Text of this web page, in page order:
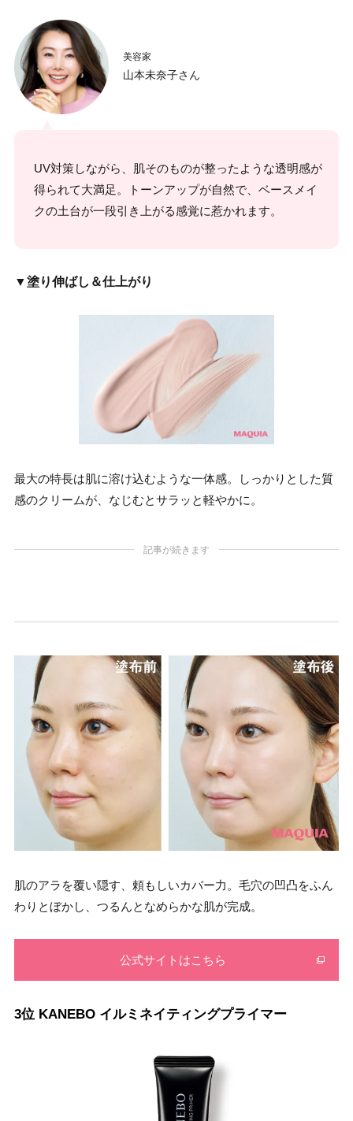
美容家
山本未奈子さん
UV対策しながら、肌そのものが整ったような透明感が
得られて大満足。トーンアップが自然で、ベースメイ
クの土台が一段引き上がる感覚に惹かれます。
▼塗り伸ばし＆仕上がり
最大の特長は肌に溶け込むような一体感。しっかりとした質
感のクリームが、なじむとサラッと軽やかに。
記事が続きます
肌のアラを覆い隠す、頼もしいカバー力。毛穴の凹凸をふん
わりとぼかし、つるんとなめらかな肌が完成。
公式サイトはこちら
3位 KANEBO イルミネイティングプライマー